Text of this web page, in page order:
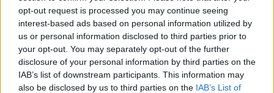
opt-out request is processed you may continue seeing
interest-based ads based on personal information utilized by
us or personal information disclosed to third parties prior to
your opt-out. You may separately opt-out of the further
disclosure of your personal information by third parties on the
IAB’s list of downstream participants. This information may
also be disclosed by us to third parties on the IAB’s List of
A Red Dot Design múzeum fő kiállítási
területén kapott helyen a...
e-cars.hu 0 hozzászólás
Az egyedülálló formavilágáról és ultramodern kommunikációs
rendszeréről ismert Honda e-t a „jövő autójaként” aposztrofálták a
kiállítás szervezői